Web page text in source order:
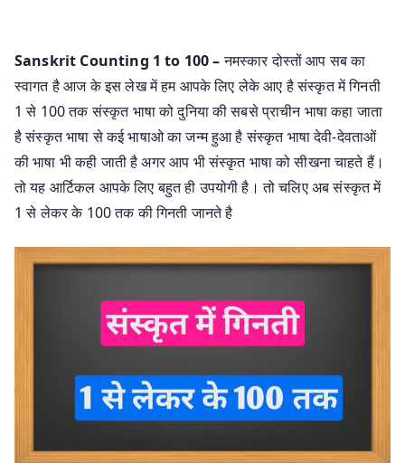
Sanskrit Counting 1 to 100 –नमस्कार दोस्तों आप सब का
स्वागत है आज के इस लेख में हम आपके लिए लेके आए है संस्कृत में गिनती
1 से 100 तक संस्कृत भाषा को दुनिया की सबसे प्राचीन भाषा कहा जाता
है संस्कृत भाषा से कई भाषाओ का जन्म हुआ है संस्कृत भाषा देवी-देवताओं
की भाषा भी कही जाती है अगर आप भी संस्कृत भाषा को सीखना चाहते हैं।
तो यह आर्टिकल आपके लिए बहुत ही उपयोगी है। तो चलिए अब संस्कृत में
1 से लेकर के 100 तक की गिनती जानते है